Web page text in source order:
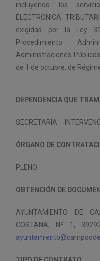
incluyendo los
ELECTRONICA
exigidas por la Ley
Procedimiento
Administraciones
de 1 de octubre, de
DEPENDENCIA QUE
SECRETARÍA –
ÓRGANO DE
PLENO
OBTENCIÓN DE
AYUNTAMIENTO DE
COSTANA, Nº 1,